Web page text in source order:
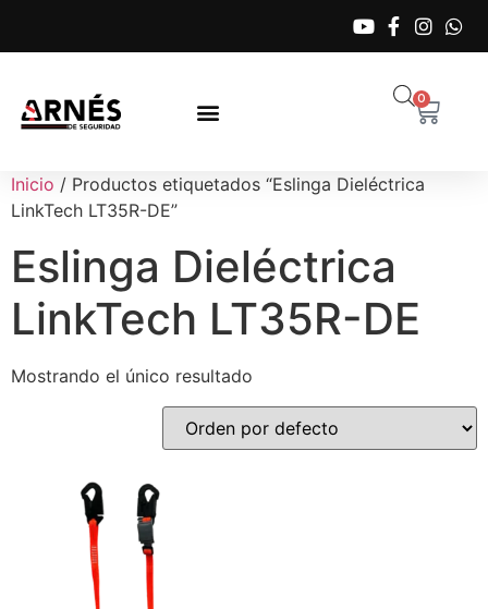
0
Inicio / Productos etiquetados “Eslinga Dieléctrica
LinkTech LT35R-DE”
Eslinga Dieléctrica
LinkTech LT35R-DE
Mostrando el único resultado